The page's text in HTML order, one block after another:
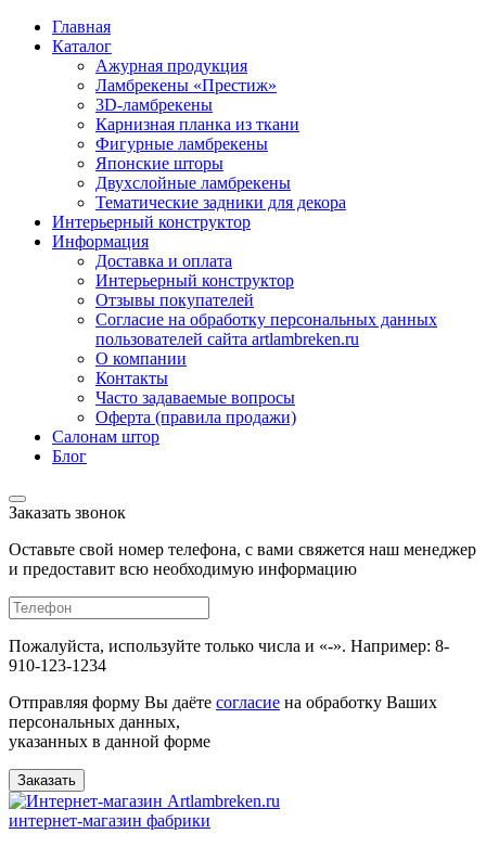
Главная
Каталог
Ажурная продукция
Ламбрекены «Престиж»
3D-ламбрекены
Карнизная планка из ткани
Фигурные ламбрекены
Японские шторы
Двухслойные ламбрекены
Тематические задники для декора
Интерьерный конструктор
Информация
Доставка и оплата
Интерьерный конструктор
Отзывы покупателей
Согласие на обработку персональных данных
пользователей сайта artlambreken.ru
О компании
Контакты
Часто задаваемые вопросы
Оферта (правила продажи)
Салонам штор
Блог
Заказать звонок
Оставьте свой номер телефона, с вами свяжется наш менеджер
и предоставит всю необходимую информацию
Пожалуйста, используйте только числа и «-». Например: 8-
910-123-1234
Отправляя форму Вы даёте согласие на обработку Ваших
персональных данных,
указанных в данной форме
Заказать
интернет-магазин фабрики